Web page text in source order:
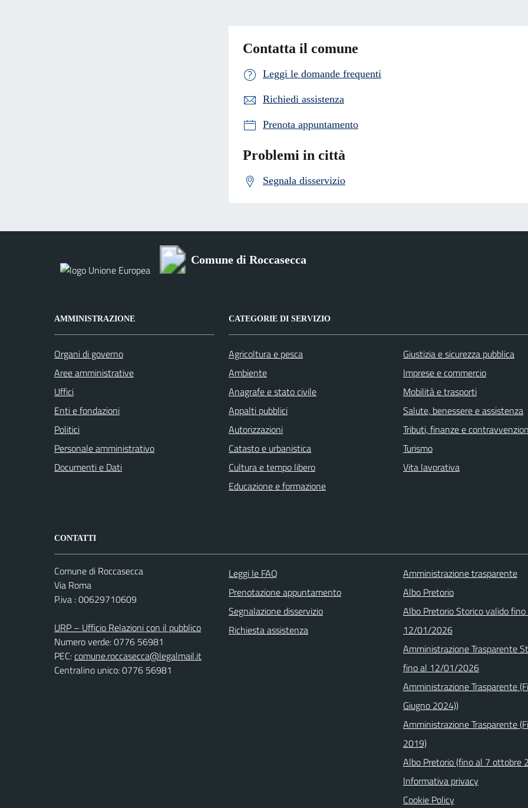
Contatta il comune
Leggi le domande frequenti
Richiedi assistenza
Prenota appuntamento
Problemi in città
Segnala disservizio
Comune di Roccasecca
AMMINISTRAZIONE
Organi di governo
Aree amministrative
Uffici
Enti e fondazioni
Politici
Personale amministrativo
Documenti e Dati
CATEGORIE DI SERVIZIO
Agricoltura e pesca
Ambiente
Anagrafe e stato civile
Appalti pubblici
Autorizzazioni
Catasto e urbanistica
Cultura e tempo libero
Educazione e formazione
Giustizia e sicurezza pubblica
Imprese e commercio
Mobilità e trasporti
Salute, benessere e assistenza
Tributi, finanze e
Turismo
Vita lavorativa
CONTATTI
Comune di Roccasecca
Via Roma
P.iva : 00629710609
URP – Ufficio Relazioni con il pubblico
Numero verde: 0776 56981
PEC:comune.roccasecca@legalmail.it
Centralino unico: 0776 56981
Leggi le FAQ
Prenotazione appuntamento
Segnalazione disservizio
Richiesta assistenza
Amministrazione trasparente
Albo Pretorio
Albo Pretorio Storico valido fino
12/01/2026
Amministrazione Trasparente
fino al 12/01/2026
Amministrazione Trasparente
Giugno 2024))
Amministrazione Trasparente
2019)
Albo Pretorio (fino al 7 ottobre
Informativa privacy
Cookie Policy